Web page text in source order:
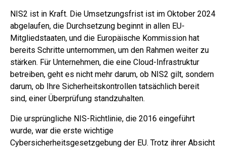
NIS2 ist in Kraft. Die Umsetzungsfrist ist im Oktober 2024
abgelaufen, die Durchsetzung beginnt in allen EU-
Mitgliedstaaten, und die Europäische Kommission hat
bereits Schritte unternommen, um den Rahmen weiter zu
stärken. Für Unternehmen, die eine Cloud-Infrastruktur
betreiben, geht es nicht mehr darum, ob NIS2 gilt, sondern
darum, ob Ihre Sicherheitskontrollen tatsächlich bereit
sind, einer Überprüfung standzuhalten.
Die ursprüngliche NIS-Richtlinie, die 2016 eingeführt
wurde, war die erste wichtige
Cybersicherheitsgesetzgebung der EU. Trotz ihrer Absicht